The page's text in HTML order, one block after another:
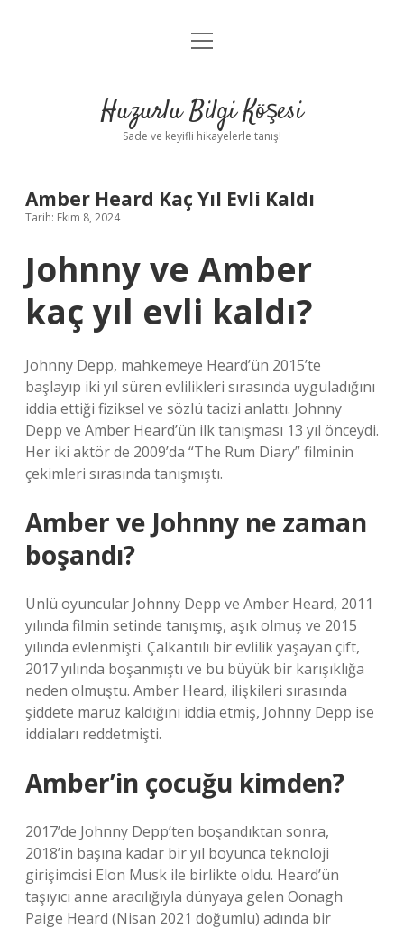
Anasayfa
Yasal Uyarı
menüyü
Huzurlu Bilgi Köşesi
Sade ve keyifli hikayelerle tanış!
Amber Heard Kaç Yıl Evli Kaldı
Tarih: Ekim 8, 2024
Johnny ve Amber
kaç yıl evli kaldı?
Johnny Depp, mahkemeye Heard’ün 2015’te
başlayıp iki yıl süren evlilikleri sırasında uyguladığını
iddia ettiği fiziksel ve sözlü tacizi anlattı. Johnny
Depp ve Amber Heard’ün ilk tanışması 13 yıl önceydi.
Her iki aktör de 2009’da “The Rum Diary” filminin
çekimleri sırasında tanışmıştı.
Amber ve Johnny ne zaman
boşandı?
Ünlü oyuncular Johnny Depp ve Amber Heard, 2011
yılında filmin setinde tanışmış, aşık olmuş ve 2015
yılında evlenmişti. Çalkantılı bir evlilik yaşayan çift,
2017 yılında boşanmıştı ve bu büyük bir karışıklığa
neden olmuştu. Amber Heard, ilişkileri sırasında
şiddete maruz kaldığını iddia etmiş, Johnny Depp ise
iddiaları reddetmişti.
Amber’in çocuğu kimden?
2017’de Johnny Depp’ten boşandıktan sonra,
2018’in başına kadar bir yıl boyunca teknoloji
girişimcisi Elon Musk ile birlikte oldu. Heard’ün
taşıyıcı anne aracılığıyla dünyaya gelen Oonagh
Paige Heard (Nisan 2021 doğumlu) adında bir